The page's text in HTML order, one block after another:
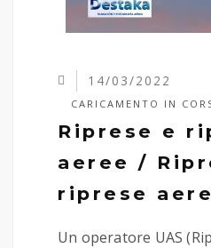
14/03/2022
CARICAMENTO IN
Riprese e
aeree /
riprese
Un operatore UAS